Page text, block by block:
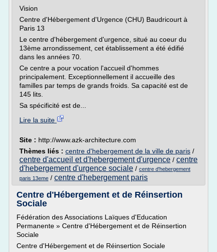
Vision
Centre d'Hébergement d'Urgence (CHU) Baudricourt à
Paris 13
Le centre d'hébergement d'urgence, situé au coeur du
13ème arrondissement, cet établissement a été édifié
dans les années 70.
Ce centre a pour vocation l'accueil d'hommes
principalement. Exceptionnellement il accueille des
familles par temps de grands froids. Sa capacité est de
145 lits.
Sa spécificité est de...
Lire la suite
Site : http://www.azk-architecture.com
Thèmes liés : centre d'hebergement de la ville de paris /
centre d'accueil et d'hebergement d'urgence / centre
d'hebergement d'urgence sociale / centre d'hebergement
paris 13eme / centre d'hebergement paris
Centre d'Hébergement et de Réinsertion
Sociale
Fédération des Associations Laïques d'Education
Permanente » Centre d'Hébergement et de Réinsertion
Sociale
Centre d'Hébergement et de Réinsertion Sociale